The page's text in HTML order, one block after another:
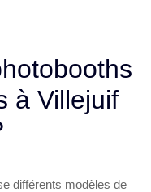
à Villejuif
différents modèles de